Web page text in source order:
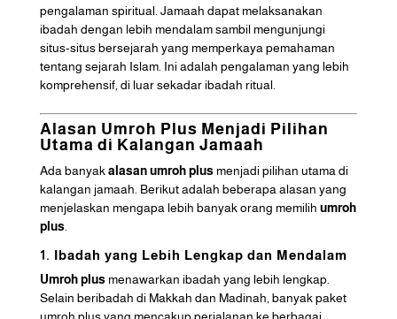
pengalaman spiritual. Jamaah dapat melaksanakan
ibadah dengan lebih mendalam sambil mengunjungi
situs-situs bersejarah yang memperkaya pemahaman
tentang sejarah Islam. Ini adalah pengalaman yang lebih
komprehensif, di luar sekadar ibadah ritual.
Alasan Umroh Plus Menjadi Pilihan
Utama di Kalangan Jamaah
Ada banyakalasan umroh plusmenjadi pilihan utama di
kalangan jamaah. Berikut adalah beberapa alasan yang
menjelaskan mengapa lebih banyak orang memilih umroh
plus.
1. Ibadah yang Lebih Lengkap dan Mendalam
Umroh plusmenawarkan ibadah yang lebih lengkap.
Selain beribadah di Makkah dan Madinah, banyak paket
umroh plus yang mencakup perjalanan ke berbagai